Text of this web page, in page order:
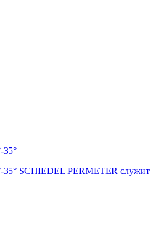
35°
35° SCHIEDEL PERMETER служит